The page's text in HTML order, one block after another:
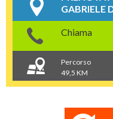
GABRIELE
Chiama
Percorso
49,5 KM